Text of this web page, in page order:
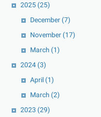
2025 (25)
December (7)
November (17)
March (1)
2024 (3)
April (1)
March (2)
2023 (29)